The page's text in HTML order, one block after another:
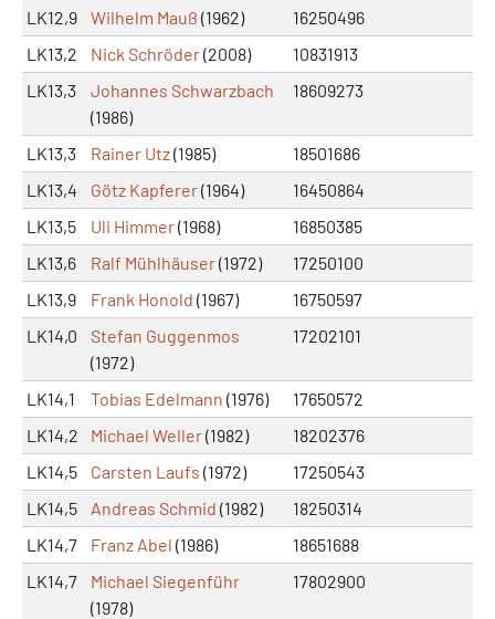
LK12,9
Wilhelm Mauß (1962)
16250496
LK13,2
Nick Schröder(2008)
10831913
LK13,3
Johannes Schwarzbach
(1986)
18609273
LK13,3 Rainer Utz(1985)
18501686
LK13,4
Götz Kapferer(1964)
16450864
LK13,5
Uli Himmer(1968)
16850385
LK13,6
Ralf Mühlhäuser(1972)
17250100
LK13,9
Frank Honold (1967)
16750597
LK14,0
Stefan Guggenmos
(1972)
17202101
LK14,1 Tobias Edelmann (1976)
17650572
LK14,2
Michael Weller(1982)
18202376
LK14,5
Carsten Laufs (1972)
17250543
LK14,5
Andreas Schmid (1982)
18250314
LK14,7
Franz Abel (1986)
18651688
LK14,7
Michael Siegenführ
(1978)
17802900